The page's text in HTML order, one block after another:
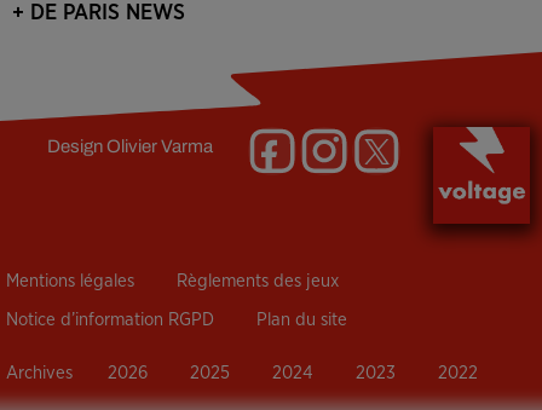
+ DE PARIS NEWS
DesignOlivier Varma
Mentions légales Règlements des jeux
Notice d’information RGPD Plan du site
Archives 2026 2025 2024 2023 2022